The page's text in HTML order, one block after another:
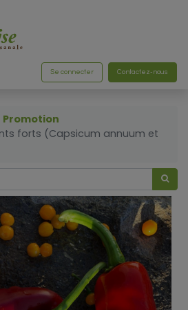
Se connecter Contactez-nous
Promotion
forts (Capsicum annuum et